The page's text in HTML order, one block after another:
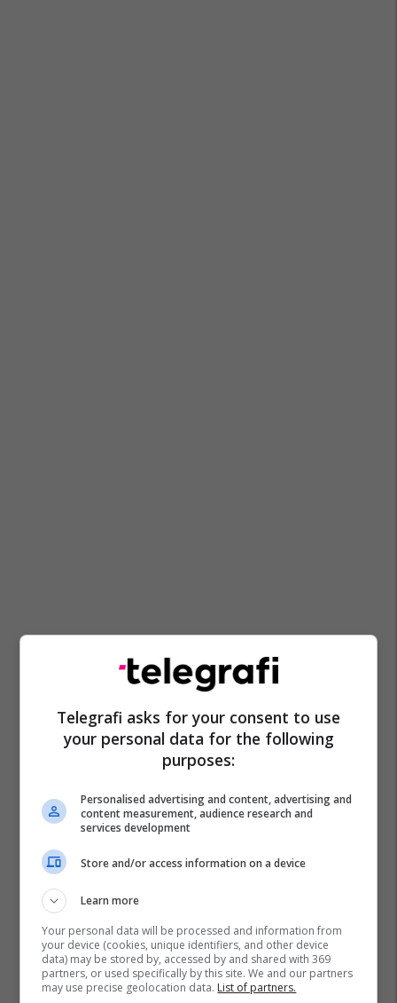
Komuna E Prishtinës
Telegrafi asks for your consent to use
your personal data for the following
purposes:
Personalised advertising and content, advertising and
content measurement, audience research and
services development
Store and/or access information on a device
Learn more
Your personal data will be processed and information from
your device (cookies, unique identifiers, and other device
data) may be stored by, accessed by and shared with 369
partners, or used specifically by this site. We and our partners
may use precise geolocation data. List of partners.